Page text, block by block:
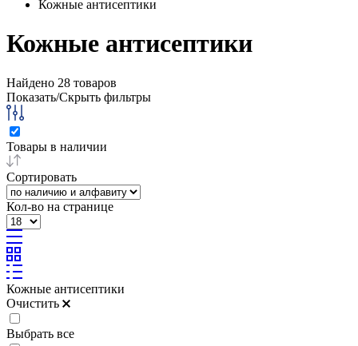
Кожные антисептики
Кожные антисептики
Найдено 28 товаров
Показать/Скрыть фильтры
Товары в наличии
Сортировать
Кол-во на странице
Кожные антисептики
Очистить
Выбрать все